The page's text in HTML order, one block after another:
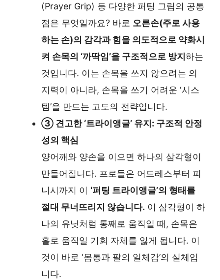
(Prayer Grip) 등 다양한 퍼팅 그립의 공통
점은 무엇일까요? 바로 오른손(주로 사용
하는 손)의 감각과 힘을 의도적으로 약화시
켜 손목의 ‘까딱임’을 구조적으로 방지 하는
것입니다. 이는 손목을 쓰지 않으려는 의
지력이 아니라, 손목을 쓰기 어려운 ‘시스
템’을 만드는 고도의 전략입니다.
③ 견고한 ‘트라이앵글’ 유지: 구조적 안정
성의 핵심
양어깨와 양손을 이으면 하나의 삼각형이
만들어집니다. 프로들은 어드레스부터 피
니시까지 이 ‘퍼팅 트라이앵글’의 형태를
절대 무너뜨리지 않습니다. 이 삼각형이 하
나의 유닛처럼 통째로 움직일 때, 손목은
홀로 움직일 기회 자체를 잃게 됩니다. 이
것이 바로 ‘몸통과 팔의 일체감’의 실체입
니다.